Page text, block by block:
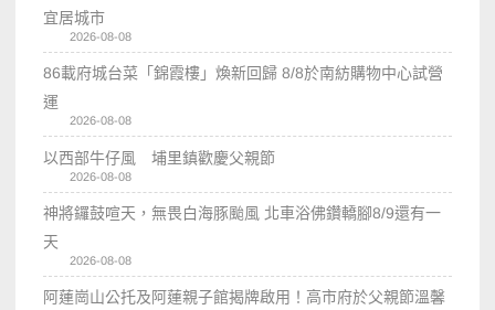
宜居城市
2026-08-08
86載府城台菜「錦霞樓」煥新回歸 8/8於南紡購物中心試營
運
2026-08-08
以西部牛仔風 埔里鎮歡慶父親節
2026-08-08
神將鑼鼓喧天，無畏白海豚颱風 北車浴佛鑽轎腳8/9還有一
天
2026-08-08
阿蓮崗山公托及阿蓮親子館揭牌啟用！高市府於父親節溫馨